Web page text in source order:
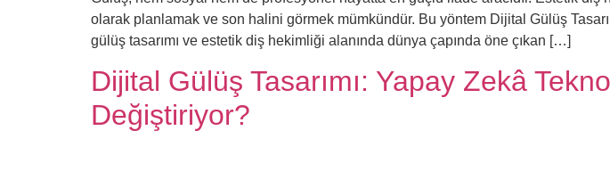
olarak planlamak ve son halini görmek mümkündür. Bu yöntem Dijital Gülüş
gülüş tasarımı ve estetik diş hekimliği alanında dünya çapında öne çıkan […]
Dijital Gülüş Tasarımı: Yapay Zekâ
Değiştiriyor?